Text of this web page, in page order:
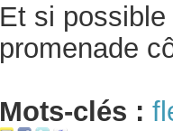
Et si
promenade
Mots-clés :